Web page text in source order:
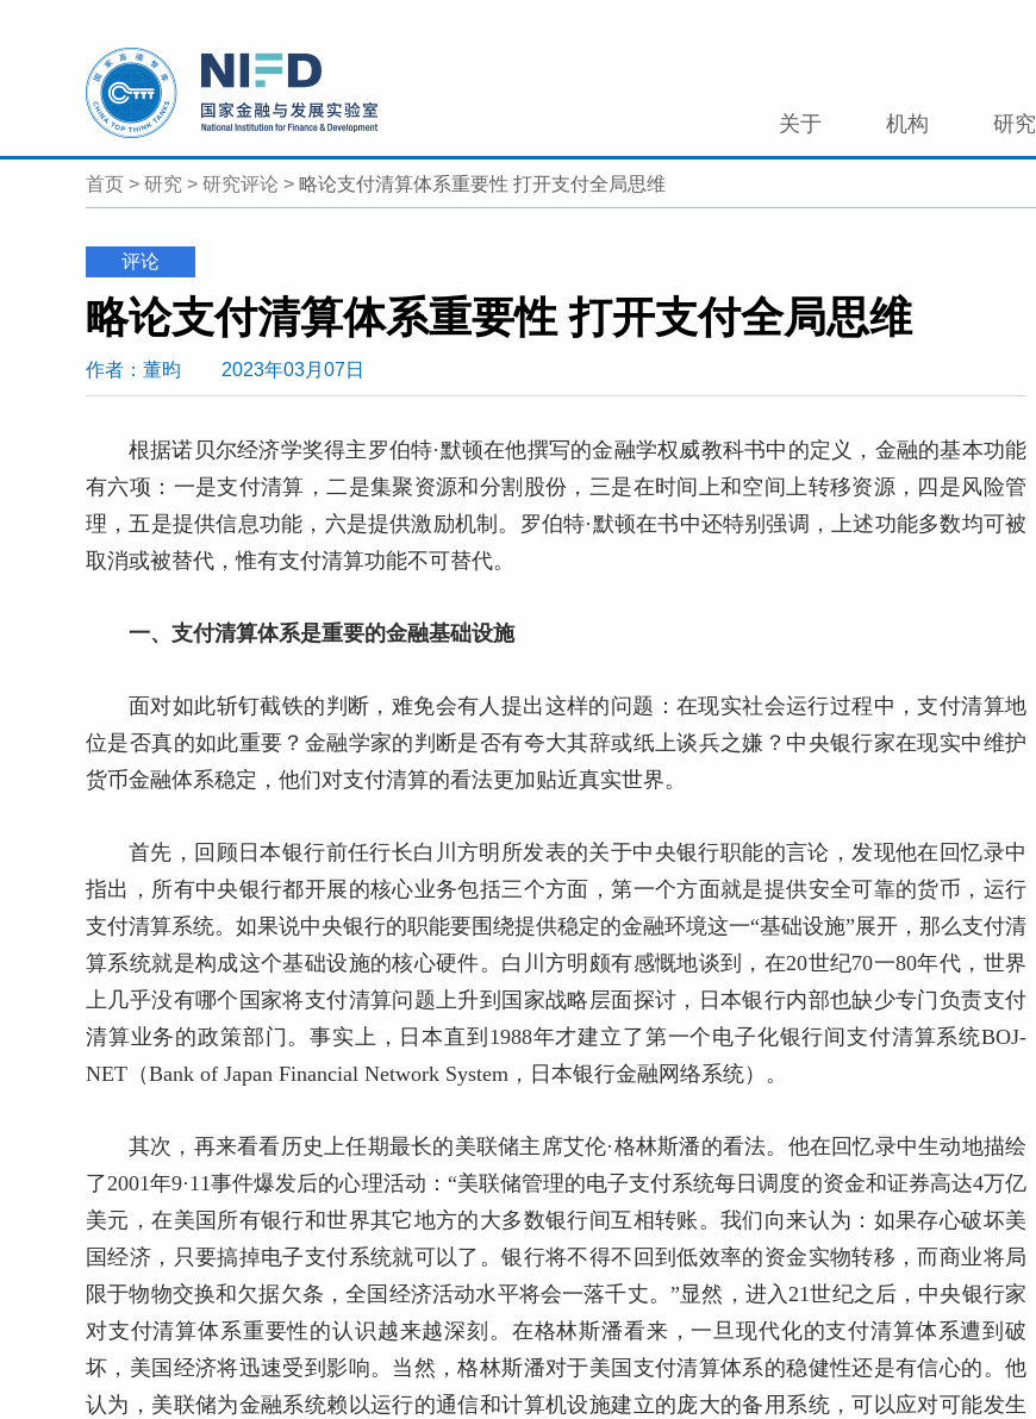
关于 机构 研究
首页 > 研究 > 研究评论 > 略论支付清算体系重要性 打开支付全局思维
评论
略论支付清算体系重要性 打开支付全局思维
作者 ：董昀 2023年03月07日
根据诺贝尔经济学奖得主罗伯特·默顿在他撰写的金融学权威教科书中的定义，金融的基本功能
有六项：一是支付清算，二是集聚资源和分割股份，三是在时间上和空间上转移资源，四是风险管
理，五是提供信息功能，六是提供激励机制。罗伯特·默顿在书中还特别强调，上述功能多数均可被
取消或被替代，惟有支付清算功能不可替代。
一、支付清算体系是重要的金融基础设施
面对如此斩钉截铁的判断，难免会有人提出这样的问题：在现实社会运行过程中，支付清算地
位是否真的如此重要？金融学家的判断是否有夸大其辞或纸上谈兵之嫌？中央银行家在现实中维护
货币金融体系稳定，他们对支付清算的看法更加贴近真实世界。
首先，回顾日本银行前任行长白川方明所发表的关于中央银行职能的言论，发现他在回忆录中
指出，所有中央银行都开展的核心业务包括三个方面，第一个方面就是提供安全可靠的货币，运行
支付清算系统。如果说中央银行的职能要围绕提供稳定的金融环境这一“基础设施”展开，那么支付清
算系统就是构成这个基础设施的核心硬件。白川方明颇有感慨地谈到，在20世纪70一80年代，世界
上几乎没有哪个国家将支付清算问题上升到国家战略层面探讨，日本银行内部也缺少专门负责支付
清算业务的政策部门。事实上，日本直到1988年才建立了第一个电子化银行间支付清算系统BOJ-
NET（Bank of Japan Financial Network System，日本银行金融网络系统）。
其次，再来看看历史上任期最长的美联储主席艾伦·格林斯潘的看法。他在回忆录中生动地描绘
了2001年9·11事件爆发后的心理活动：“美联储管理的电子支付系统每日调度的资金和证券高达4万亿
美元，在美国所有银行和世界其它地方的大多数银行间互相转账。我们向来认为：如果存心破坏美
国经济，只要搞掉电子支付系统就可以了。银行将不得不回到低效率的资金实物转移，而商业将局
限于物物交换和欠据欠条，全国经济活动水平将会一落千丈。”显然，进入21世纪之后，中央银行家
对支付清算体系重要性的认识越来越深刻。在格林斯潘看来，一旦现代化的支付清算体系遭到破
坏，美国经济将迅速受到影响。当然，格林斯潘对于美国支付清算体系的稳健性还是有信心的。他
认为，美联储为金融系统赖以运行的通信和计算机设施建立的庞大的备用系统，可以应对可能发生